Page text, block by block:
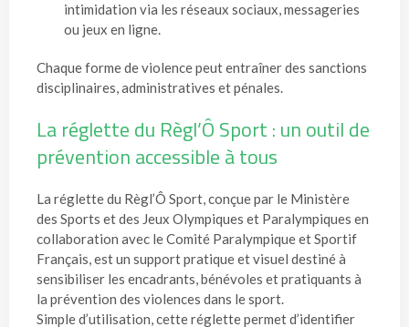
intimidation via les réseaux sociaux, messageries
ou jeux en ligne.
Chaque forme de violence peut entraîner des sanctions
disciplinaires, administratives et pénales.
La réglette du Règl’Ô Sport : un outil de
prévention accessible à tous
La réglette du Règl’Ô Sport, conçue par le Ministère
des Sports et des Jeux Olympiques et Paralympiques en
collaboration avec le Comité Paralympique et Sportif
Français, est un support pratique et visuel destiné à
sensibiliser les encadrants, bénévoles et pratiquants à
la prévention des violences dans le sport.
Simple d’utilisation, cette réglette permet d’identifier